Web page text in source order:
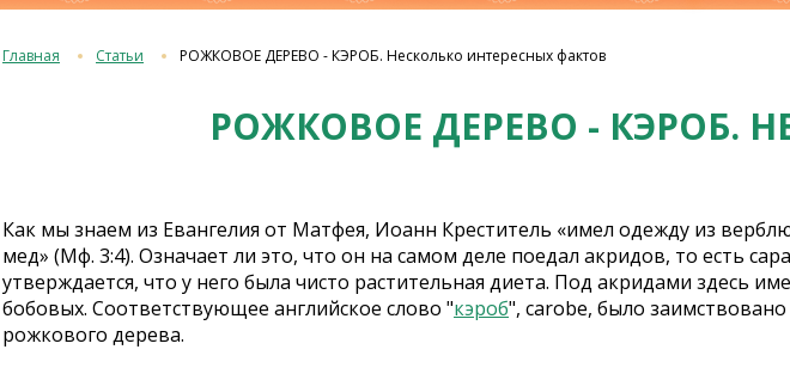
Главная Статьи РОЖКОВОЕ ДЕРЕВО - КЭРОБ. Несколько интересных фактов
РОЖКОВОЕ ДЕРЕВО - КЭРОБ.
Как мы знаем из Евангелия от Матфея, Иоанн Креститель «имел одежду из
мед» (Мф. 3:4). Означает ли это, что он на самом деле поедал акридов, то есть
утверждается, что у него была чисто растительная диета. Под акридами здесь
бобовых. Соответствующее английское слово "кэроб", carobe, было заимствовано
рожкового дерева.